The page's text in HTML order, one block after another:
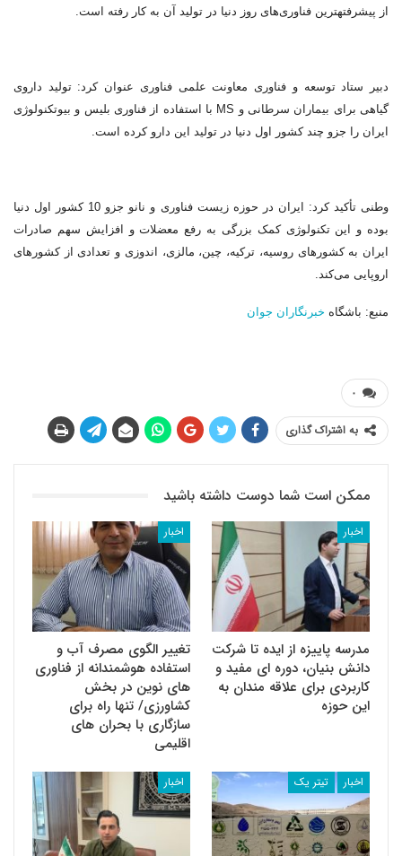
از پیشرفته‎ترین فناوری‌های روز دنیا در تولید آن به کار رفته است.
دبیر ستاد توسعه و فناوری معاونت علمی فناوری عنوان کرد: تولید داروی
گیاهی برای بیماران سرطانی و MS با استفاده از فناوری بلیس و بیوتکنولوژی
ایران را جزو چند کشور اول دنیا در تولید این دارو کرده است.
وطنی تأکید کرد: ایران در حوزه زیست فناوری و نانو جزو 10 کشور اول دنیا
بوده و این تکنولوژی کمک بزرگی به رفع معضلات و افزایش سهم صادرات
ایران به کشورهای روسیه، ترکیه، چین، مالزی، اندوزی و تعدادی از کشورهای
اروپایی می‌کند.
منبع: باشگاه خبرنگاران جوان
۰
به اشتراک گذاری
ممکن است شما دوست داشته باشید
اخبار
مدرسه پاییزه از ایده تا شرکت
دانش بنیان، دوره ای مفید و
کاربردی برای علاقه مندان به
این حوزه
اخبار
تغییر الگوی مصرف آب و
استفاده هوشمندانه از فناوری
های نوین در بخش
کشاورزی/ تنها راه برای
سازگاری با بحران های
اقلیمی
اخبار تیتر یک اخبار